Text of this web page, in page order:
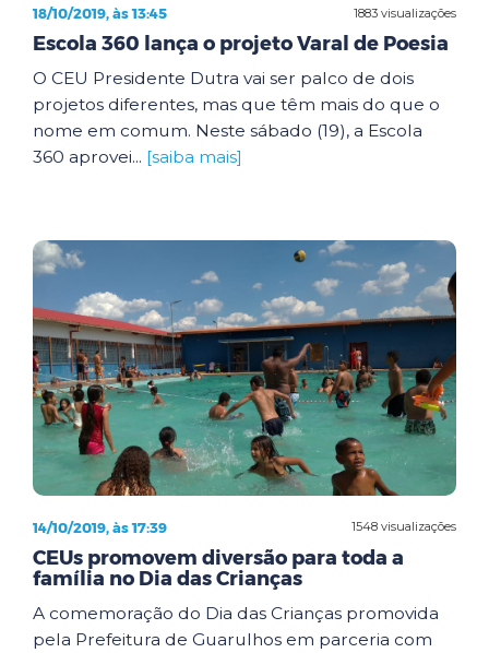
1883 visualizações
18/10/2019, às 13:45
Escola 360 lança o projeto Varal de Poesia
O CEU Presidente Dutra vai ser palco de dois
projetos diferentes, mas que têm mais do que o
nome em comum. Neste sábado (19), a Escola
360 aprovei... [saiba mais]
1548 visualizações
14/10/2019, às 17:39
CEUs promovem diversão para toda a
família no Dia das Crianças
A comemoração do Dia das Crianças promovida
pela Prefeitura de Guarulhos em parceria com